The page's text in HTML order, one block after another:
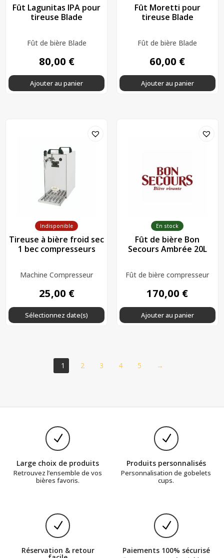
Fût Lagunitas IPA pour
tireuse Blade
Fût de bière Blade
80,00 €
Ajouter au panier
Fût Moretti pour
tireuse Blade
Fût de bière Blade
60,00 €
Ajouter au panier
Indisponible
Tireuse à bière froid sec
1 bec compresseurs
Machine Compresseur
25,00 €
Sélectionnez date(s)
En stock
Fût de bière Bon
Secours Ambrée 20L
Fût de bière compresseur
170,00 €
Ajouter au panier
1 2 3 4 5 →
N
Large choix de produits
Retrouvez l’ensemble de vos
bières favoris.
N
Réservation & retour
N
Produits personnalisés
Personnalisation de gobelets
cups.
N
Paiements 100% sécurisé